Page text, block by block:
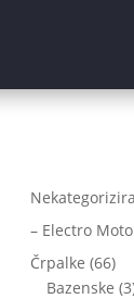
– Electro
Črpalke 6666
Bazenske 3